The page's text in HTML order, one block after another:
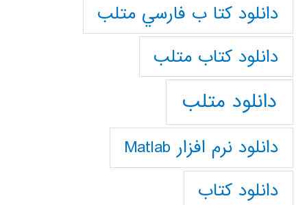
دانلود كتا ب فارسي متلب
دانلود كتاب متلب
دانلود متلب
دانلود نرم افزار Matlab
دانلود کتاب